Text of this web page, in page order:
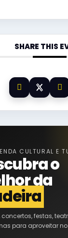
SHARE THIS
CULTURAL E
o
da
concertos, festas,
para aproveitar